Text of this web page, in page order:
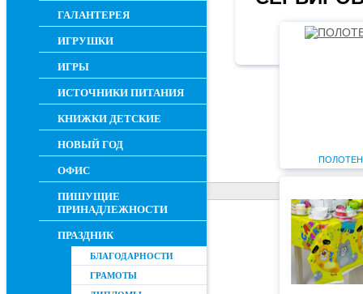
ГАЛАНТЕРЕЯ
ИГРУШКИ
ИГРЫ
ИСТОЧНИКИ ПИТАНИЯ
КНИЖКИ ДЕТСКИЕ
НОВЫЙ ГОД
ОФИС
ПИШУЩИЕ
ПРИНАДЛЕЖНОСТИ
ПРАЗДНИК
БЛАГОДАРНОСТИ
ГРАМОТЫ